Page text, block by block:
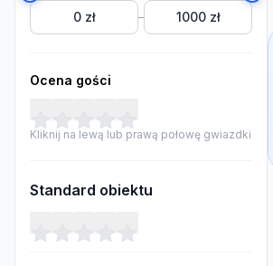
0 zł – 1000 zł
Ocena gości
Kliknij na lewą lub prawą połowę gwiazdki
Standard obiektu